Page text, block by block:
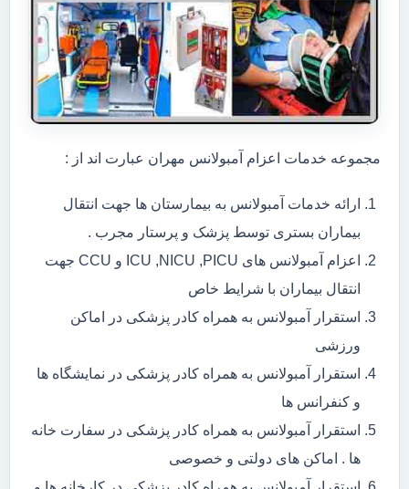
مجموعه خدمات اعزام آمبولانس مهران عبارت اند از :
ارائه خدمات آمبولانس به بیمارستان ها جهت انتقال
بیماران بستری توسط پزشک و پرستار مجرب .
اعزام آمبولانس های ICU ,NICU ,PICU و CCU جهت
انتقال بیماران با شرایط خاص
استقرار آمبولانس به همراه کادر پزشکی در اماکن
ورزشی
استقرار آمبولانس به همراه کادر پزشکی در نمایشگاه ها
و کنفرانس ها
استقرار آمبولانس به همراه کادر پزشکی در سفارت خانه
ها . اماکن های دولتی و خصوصی